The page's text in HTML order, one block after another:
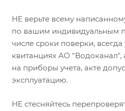
НЕ верьте всему
по вашим индивидуальным
числе сроки поверки,
квитанциях АО "Водоканал",
на приборы учета, акте
эксплуатацию.
НЕ стесняйтесь